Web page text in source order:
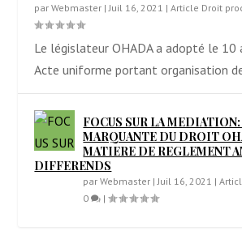
parWebmaster |Juil 16, 2021 |Article Droit
Le législateur OHADA a adopté le 10
Acte uniforme portant organisation
FOCUS SUR LA
MARQUANTE DU DROIT
MATIERE DE REGLEMENT
DIFFERENDS
parWebmaster |Juil 16, 2021 |
0
|